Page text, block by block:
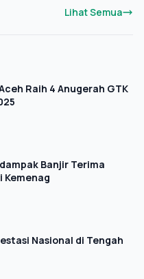
Lihat Semua
Raih 4 Anugerah GTK
Banjir Terima
Kemenag
Nasional di Tengah